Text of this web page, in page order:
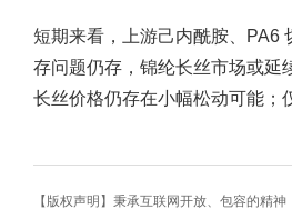
短期来看，上游己内酰胺、PA6
存问题仍存，锦纶长丝市场或延
长丝价格仍存在小幅松动可能；
【版权声明】秉承互联网开放、包容的精